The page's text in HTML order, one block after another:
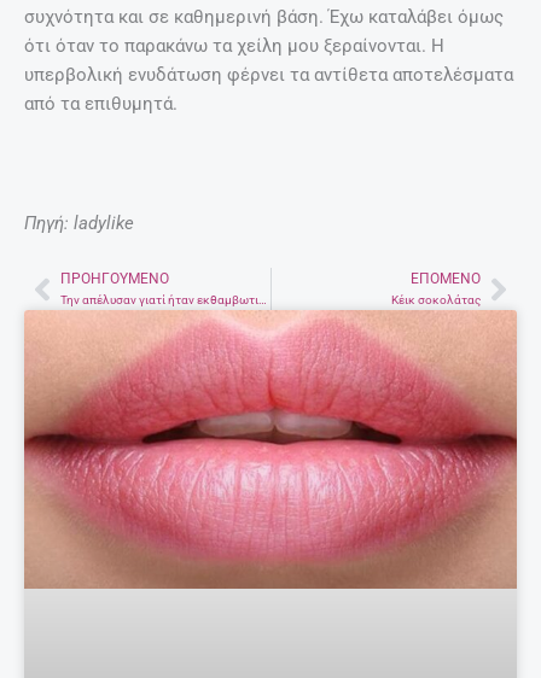
συχνότητα και σε καθημερινή βάση. Έχω καταλάβει όμως
ότι όταν το παρακάνω τα χείλη μου ξεραίνονται. Η
υπερβολική ενυδάτωση φέρνει τα αντίθετα αποτελέσματα
από τα επιθυμητά.
Πηγή: ladylike
PrevΠΡΟΗΓΟΎΜΕΝΟ
Την απέλυσαν γιατί ήταν εκθαμβωτικά όμορφη!
ΕΠΌΜΕΝΟ
Κέικ σοκολάτας